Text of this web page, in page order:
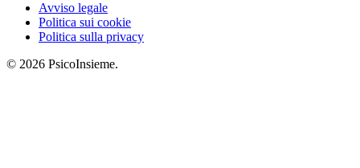
Avviso legale
Politica sui cookie
Politica sulla privacy
© 2026 PsicoInsieme.